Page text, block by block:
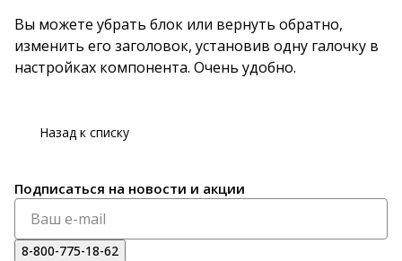
Вы можете убрать блок или вернуть обратно,
изменить его заголовок, установив одну галочку в
настройках компонента. Очень удобно.
Назад к списку
Подписаться на новости и акции
8-800-775-18-62